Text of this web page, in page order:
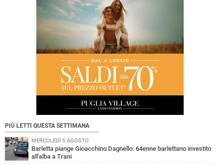
PIÙ LETTI QUESTA SETTIMANA
MERCOLEDÌ 5 AGOSTO
Barletta piange Gioacchino Dagnello: 64enne barlettano investito
all'alba a Trani